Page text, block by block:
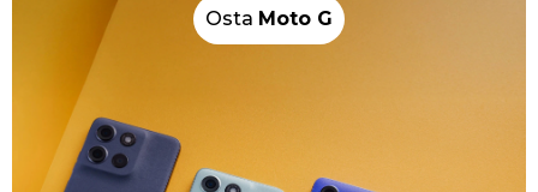
Osta Moto G